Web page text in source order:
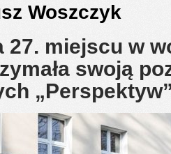
Woszczyk
27. miejscu w
swoją